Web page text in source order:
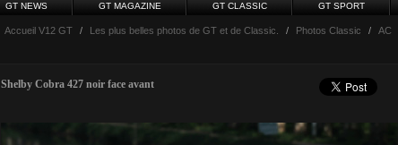
GT NEWS GT MAGAZINE GT CLASSIC GT SPORT
Accueil V12 GT / Les plus belles photos de GT et de Classic. / Photos Classic / AC
Shelby Cobra 427 noir face avant